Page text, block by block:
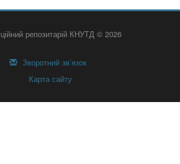
репозитарій КНУТД © 2026
Зворотний зв’язок
Карта сайту